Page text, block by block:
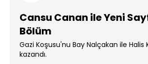
Cansu Canan ile Yeni
Bölüm
Gazi Koşusu'nu Bay Nalçakan ile Halis
kazandı.